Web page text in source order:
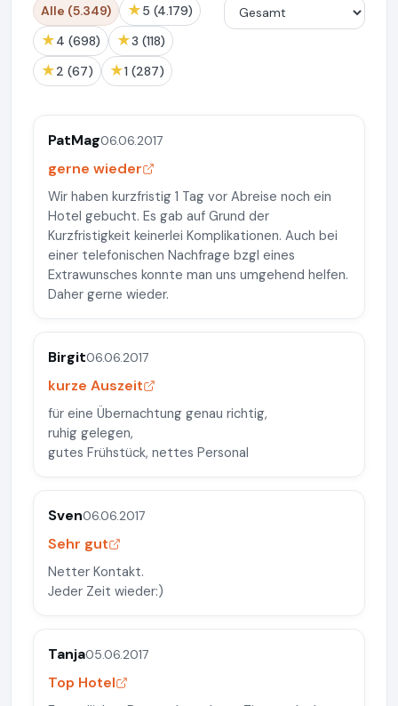
Alle (5.349) ★ 5 (4.179)
★ 4 (698) ★ 3 (118)
★ 2 (67) ★ 1 (287)
PatMag06.06.2017
gerne wieder
Wir haben kurzfristig 1 Tag vor Abreise noch ein
Hotel gebucht. Es gab auf Grund der
Kurzfristigkeit keinerlei Komplikationen. Auch bei
einer telefonischen Nachfrage bzgl eines
Extrawunsches konnte man uns umgehend helfen.
Daher gerne wieder.
Birgit06.06.2017
kurze Auszeit
für eine Übernachtung genau richtig,
ruhig gelegen,
gutes Frühstück, nettes Personal
Sven06.06.2017
Sehr gut
Netter Kontakt.
Jeder Zeit wieder:)
Tanja05.06.2017
Top Hotel